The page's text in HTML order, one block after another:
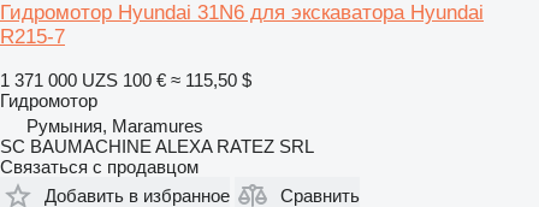
Гидромотор Hyundai 31N6 для экскаватора Hyundai
R215-7
1 371 000 UZS 100 € ≈ 115,50 $
Гидромотор
Румыния, Maramures
SC BAUMACHINE ALEXA RATEZ SRL
Связаться с продавцом
Добавить в избранное
Сравнить